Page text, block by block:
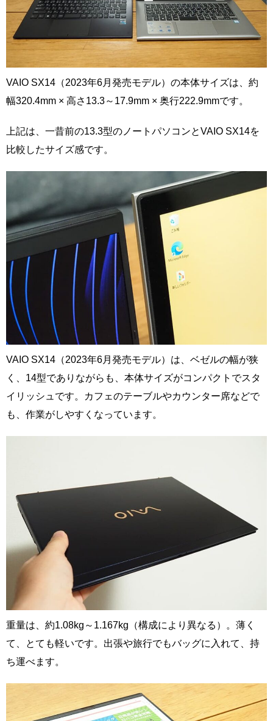
VAIO SX14（2023年6月発売モデル）の本体サイズは、約
幅320.4mm × 高さ13.3～17.9mm × 奥行222.9mmです。
上記は、一昔前の13.3型のノートパソコンとVAIO SX14を
比較したサイズ感です。
VAIO SX14（2023年6月発売モデル）は、ベゼルの幅が狭
く、14型でありながらも、本体サイズがコンパクトでスタ
イリッシュです。カフェのテーブルやカウンター席などで
も、作業がしやすくなっています。
重量は、約1.08kg～1.167kg（構成により異なる）。薄く
て、とても軽いです。出張や旅行でもバッグに入れて、持
ち運べます。